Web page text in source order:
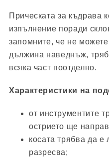
Прическата за къдрава
изпълнение поради
запомните, че не
дължина наведнъж,
всяка част поотделно.
Характеристики на
от инструментите
острието ще
косата трябва да е
разресва;